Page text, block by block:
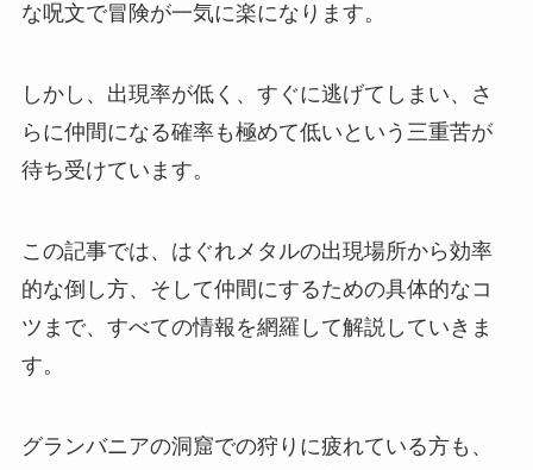
な呪文で冒険が一気に楽になります。
しかし、出現率が低く、すぐに逃げてしまい、さ
らに仲間になる確率も極めて低いという三重苦が
待ち受けています。
この記事では、はぐれメタルの出現場所から効率
的な倒し方、そして仲間にするための具体的なコ
ツまで、すべての情報を網羅して解説していきま
す。
グランバニアの洞窟での狩りに疲れている方も、